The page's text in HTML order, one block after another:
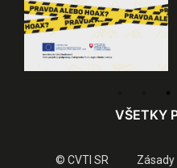
VŠETKY
© CVTI SR